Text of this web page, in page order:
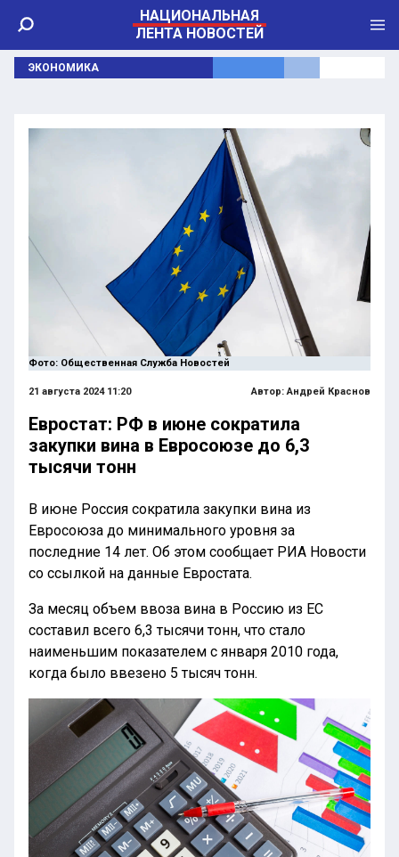
НАЦИОНАЛЬНАЯ
ЛЕНТА НОВОСТЕЙ
ЭКОНОМИКА
Фото: Общественная Служба Новостей
21 августа 2024 11:20 Автор:Андрей Краснов
Евростат: РФ в июне сократила
закупки вина в Евросоюзе до 6,3
тысячи тонн
В июне Россия сократила закупки вина из
Евросоюза до минимального уровня за
последние 14 лет. Об этом сообщает РИА Новости
со ссылкой на данные Евростата.
За месяц объем ввоза вина в Россию из ЕС
составил всего 6,3 тысячи тонн, что стало
наименьшим показателем с января 2010 года,
когда было ввезено 5 тысяч тонн.